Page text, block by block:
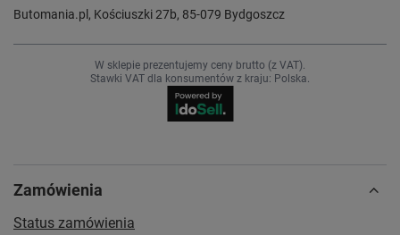
Butomania.pl , Kościuszki 27b, 85-079 Bydgoszcz
W sklepie prezentujemy ceny brutto (z VAT).
Stawki VAT dla konsumentów z kraju: Polska.
Zamówienia
Status zamówienia